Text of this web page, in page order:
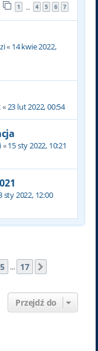
1 … 4 5 6 7
« 14 kwie 2022,
«23 lut 2022, 00:54
«15 sty 2022, 10:21
sty 2022, 12:00
5 … 17
Przejdź do